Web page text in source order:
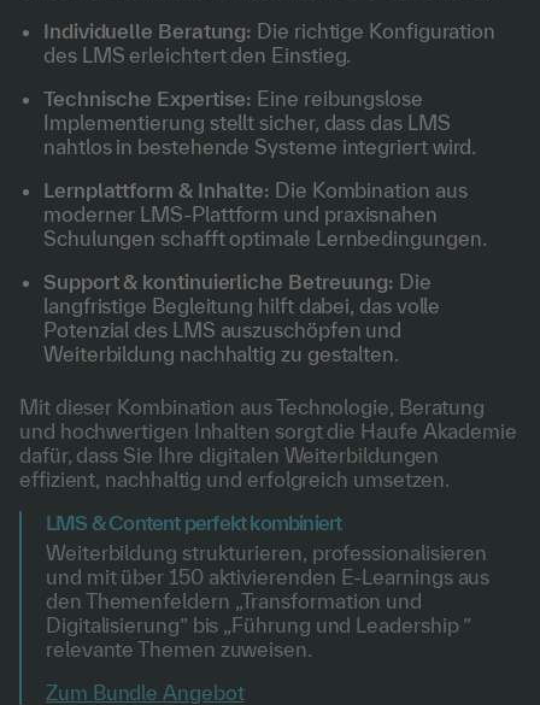
Individuelle Beratung: Die richtige Konfiguration
des LMS erleichtert den Einstieg.
Technische Expertise: Eine reibungslose
Implementierung stellt sicher, dass das LMS
nahtlos in bestehende Systeme integriert wird.
Lernplattform & Inhalte: Die Kombination aus
moderner LMS-Plattform und praxisnahen
Schulungen schafft optimale Lernbedingungen.
Support & kontinuierliche Betreuung: Die
langfristige Begleitung hilft dabei, das volle
Potenzial des LMS auszuschöpfen und
Weiterbildung nachhaltig zu gestalten.
Mit dieser Kombination aus Technologie, Beratung
und hochwertigen Inhalten sorgt die Haufe Akademie
dafür, dass Sie Ihre digitalen Weiterbildungen
effizient, nachhaltig und erfolgreich umsetzen.
LMS & Content perfekt kombiniert
Weiterbildung strukturieren, professionalisieren
und mit über 150 aktivierenden E-Learnings aus
den Themenfeldern „Transformation und
Digitalisierung” bis „Führung und Leadership ”
relevante Themen zuweisen.
Zum Bundle Angebot